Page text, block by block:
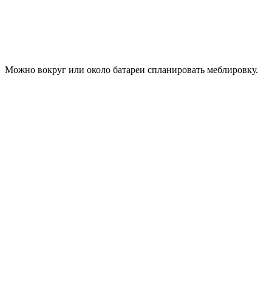
Можно вокруг или около батареи спланировать меблировку.